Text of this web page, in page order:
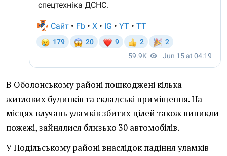
В Оболонському районі пошкоджені кілька
житлових будинків та складські приміщення. На
місцях влучань уламків збитих цілей також виникли
пожежі, зайнялися близько 30 автомобілів.
У Подільському районі внаслідок падіння уламків